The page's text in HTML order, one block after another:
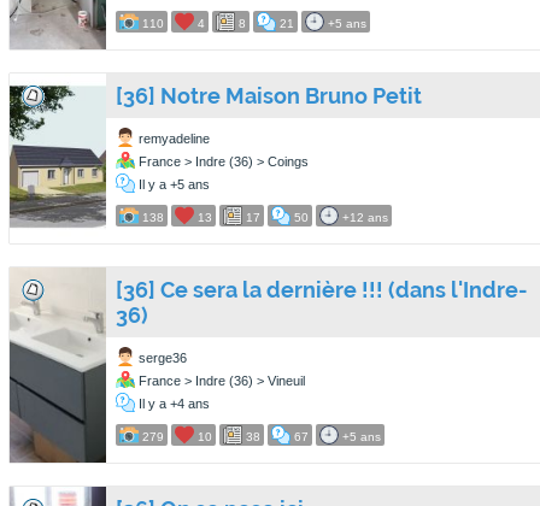
110 4 8 21 +5 ans
[36] Notre Maison Bruno Petit
remyadeline
France > Indre (36) > Coings
Il y a +5 ans
138 13 17 50 +12 ans
[36] Ce sera la dernière !!! (dans l'Indre-
36)
serge36
France > Indre (36) > Vineuil
Il y a +4 ans
279 10 38 67 +5 ans